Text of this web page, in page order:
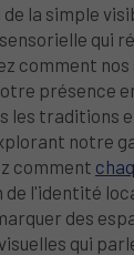
la simple
qui
comment
présence
les traditions
notre
comment
l'identité
des
qui